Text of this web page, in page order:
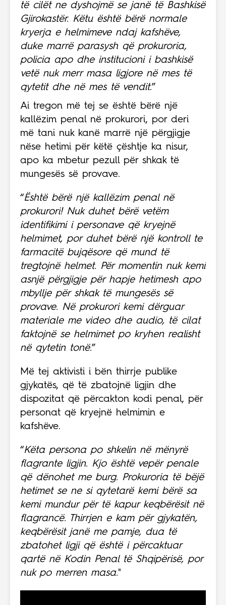
të cilët ne dyshojmë se janë të Bashkisë
Gjirokastër. Këtu është bërë normale
kryerja e helmimeve ndaj kafshëve,
duke marrë parasysh që prokuroria,
policia apo dhe institucioni i bashkisë
vetë nuk merr masa ligjore në mes të
qytetit dhe në mes të vendit.”
Ai tregon më tej se është bërë një
kallëzim penal në prokurori, por deri
më tani nuk kanë marrë një përgjigje
nëse hetimi për këtë çështje ka nisur,
apo ka mbetur pezull për shkak të
mungesës së provave.
“Është bërë një kallëzim penal në
prokurori! Nuk duhet bërë vetëm
identifikimi i personave që kryejnë
helmimet, por duhet bërë një kontroll te
farmacitë bujqësore që mund të
tregtojnë helmet. Për momentin nuk kemi
asnjë përgjigje për hapje hetimesh apo
mbyllje për shkak të mungesës së
provave. Në prokurori kemi dërguar
materiale me video dhe audio, të cilat
faktojnë se helmimet po kryhen realisht
në qytetin tonë.”
Më tej aktivisti i bën thirrje publike
gjykatës, që të zbatojnë ligjin dhe
dispozitat që përcakton kodi penal, për
personat që kryejnë helmimin e
kafshëve.
“Këta persona po shkelin në mënyrë
flagrante ligjin. Kjo është vepër penale
që dënohet me burg. Prokuroria të bëjë
hetimet se ne si qytetarë kemi bërë sa
kemi mundur për të kapur keqbërësit në
flagrancë. Thirrjen e kam për gjykatën,
keqbërësit janë me pamje, dua të
zbatohet ligji që është i përcaktuar
qartë në Kodin Penal të Shqipërisë, por
nuk po merren masa."